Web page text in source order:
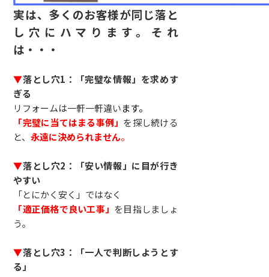
実は、多くのお客様が同じ落と
し穴にハマります。それ
は・・・
▼落とし穴1：「完璧な情報」を求めす
ぎる
リフォームは一軒一軒違います。
「完璧に当てはまる事例」 を探し続ける
と、永遠に決められません。
▼落とし穴2：「安い情報」に目が行き
やすい
「とにかく安く」ではなく
「適正価格で良い工事」 を目指しましょ
う。
▼落とし穴3：「一人で判断しようとす
る」